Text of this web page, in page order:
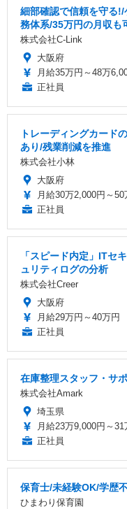
細部確認で信頼を守る
務体系/35万円の月収も
株式会社C-Link
大阪府
月給35万円～48万
正社員
トレーディングカード
あり/残業削減を推進
株式会社小林
大阪府
月給30万2,000円～50
正社員
「スピード内定」ITセ
ュリティログの分析
株式会社Creer
大阪府
月給29万円～40万円
正社員
在庫整理スタッフ・サ
株式会社Amark
埼玉県
月給23万9,000円～31
正社員
保育士/未経験OK/学歴
ひまわり保育園